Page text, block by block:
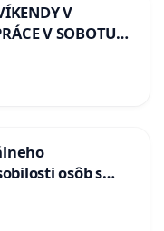
V
V SOBOTU
PRACOVNÝ
PRAVIDELNÁ
osôb s
do